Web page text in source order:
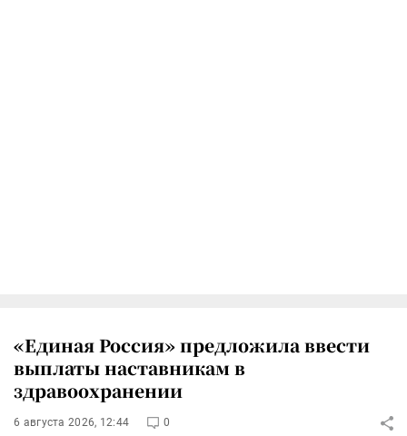
«Единая Россия» предложила ввести
выплаты наставникам в
здравоохранении
6 августа 2026, 12:44 0